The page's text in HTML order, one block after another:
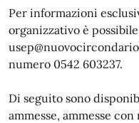
Per informazioni
organizzativo è
numero 0542 603237.
Di seguito sono
ammesse, ammesse